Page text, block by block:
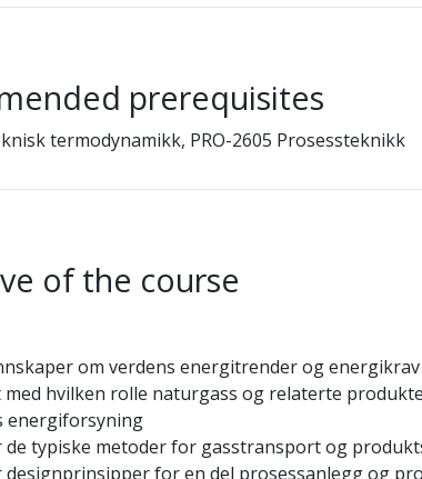
prerequisites
termodynamikk, PRO-2605 Prosessteknikk
of the course
om verdens energitrender og energikrav
med hvilken rolle naturgass og relaterte
energiforsyning
de typiske metoder for gasstransport og
designprinsipper for en del prosessanlegg og